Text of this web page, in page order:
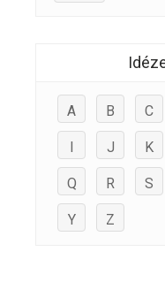
A B C
I J K
Q R S
Y Z